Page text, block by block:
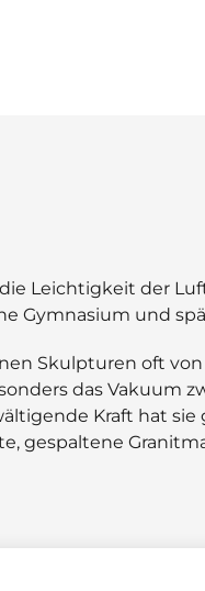
die Leichtigkeit der
Gymnasium und
Skulpturen oft
das Vakuum
Kraft hat
gespaltene